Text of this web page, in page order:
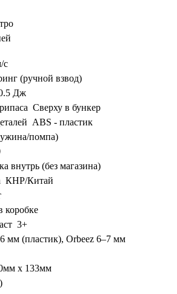
с
(ручной взвод)
Дж
Сверху в бункер
ABS - пластик
помпа)
внутрь (без магазина)
КНР/Китай
коробке
3+
мм (пластик), Orbeez 6–7 мм
х 133мм